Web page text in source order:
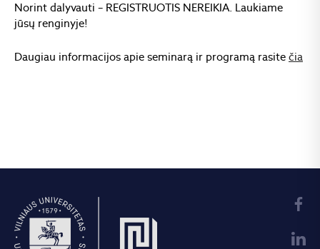
Norint dalyvauti – REGISTRUOTIS NEREIKIA. Laukiame
jūsų renginyje!
Daugiau informacijos apie seminarą ir programą rasite čia